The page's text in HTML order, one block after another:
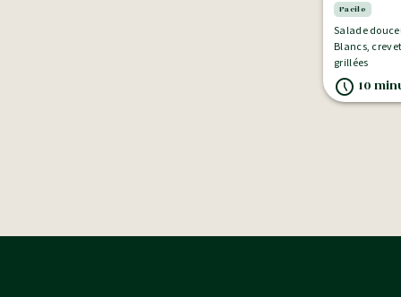
Facile
Salade
Blancs,
grillées
10